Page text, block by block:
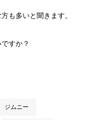
も多いと聞きます。
すか？
ジムニー